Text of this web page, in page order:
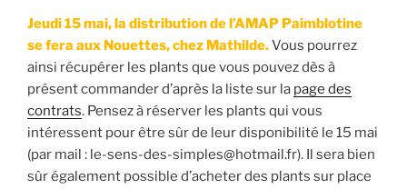
Jeudi 15 mai, la distribution de l’AMAP Paimblotine
se fera aux Nouettes, chez Mathilde.Vous pourrez
ainsi récupérer les plants que vous pouvez dès à
présent commander d’après la liste sur la page des
contrats. Pensez à réserver les plants qui vous
intéressent pour être sûr de leur disponibilité le 15 mai
(par mail : le-sens-des-simples@hotmail.fr). Il sera bien
sûr également possible d’acheter des plants sur place